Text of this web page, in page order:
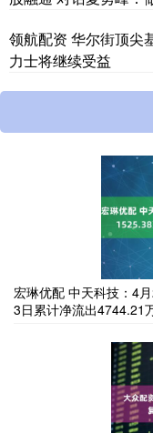
领航配资 华尔街顶尖
力士将继续受益
宏琳优配 中天科技：4
3日累计净流出4744.21